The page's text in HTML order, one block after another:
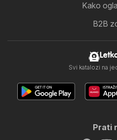
Kako
B2B
Svi katalozi na
Prati